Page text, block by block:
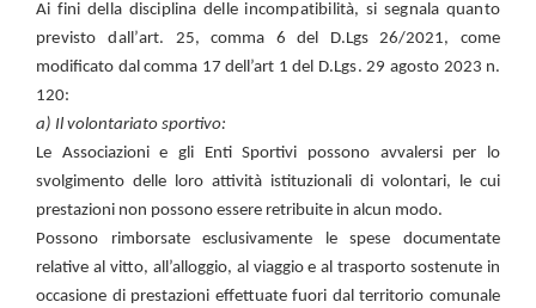
Ai fini della disciplina delle incompatibilità, si segnala quanto
previsto dall’art. 25, comma 6 del D.Lgs 26/2021, come
modificato dal comma 17 dell’art 1 del D.Lgs.29 agosto 2023 n.
120:
a) Il volontariato sportivo:
Le Associazioni e gli Enti Sportivi possono avvalersi per lo
svolgimento delle loro attività istituzionali di volontari, le cui
prestazioni non possono essere retribuite in alcun modo.
Possono rimborsate esclusivamente le spese documentate
relative al vitto, all’alloggio, al viaggio e al trasporto sostenute in
occasione di prestazioni effettuate fuori dal territorio comunale